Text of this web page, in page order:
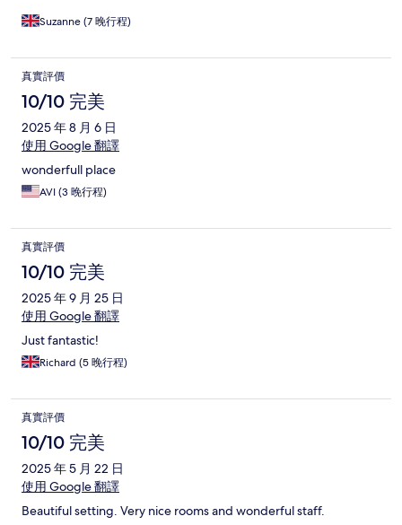
Suzanne (7 晚行程)
真實評價
10/10 完美
2025 年 8 月 6 日
使用 Google 翻譯
wonderfull place
AVI (3 晚行程)
真實評價
10/10 完美
2025 年 9 月 25 日
使用 Google 翻譯
Just fantastic!
Richard (5 晚行程)
真實評價
10/10 完美
2025 年 5 月 22 日
使用 Google 翻譯
Beautiful setting. Very nice rooms and wonderful staff.